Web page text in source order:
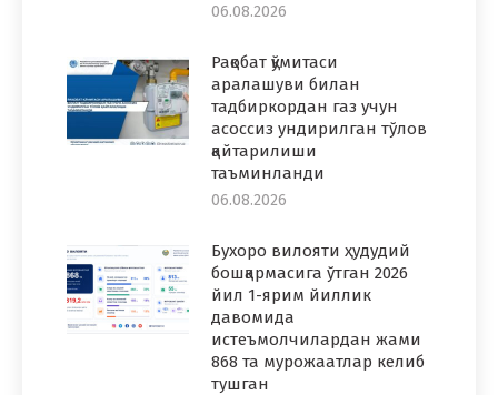
06.08.2026
Рақобат қўмитаси
аралашуви билан
тадбиркордан газ учун
асоссиз ундирилган тўлов
қайтарилиши
таъминланди
06.08.2026
Бухоро вилояти ҳудудий
бошқармасига ўтган 2026
йил 1-ярим йиллик
давомида
истеъмолчилардан жами
868 та мурожаатлар келиб
тушган